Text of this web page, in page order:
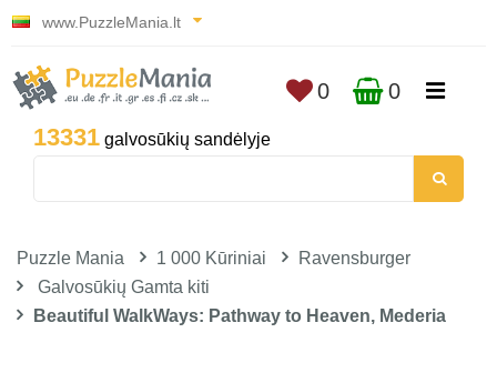
www.PuzzleMania.lt
13331 galvosūkių sandėlyje
0 0
Puzzle Mania 1 000 Kūriniai
Ravensburger
Galvosūkių Gamta kiti
Beautiful WalkWays: Pathway to Heaven, Mederia